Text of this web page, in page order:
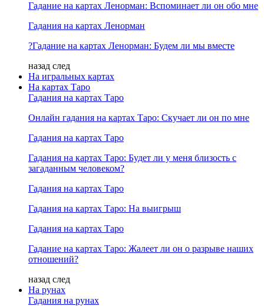
Гадание на картах Ленорман: Вспоминает ли он обо мне
Гадания на картах Ленорман
?Гадание на картах Ленорман: Будем ли мы вместе
назад след
На игральных картах
На картах Таро
Гадания на картах Таро
Онлайн гадания на картах Таро: Скучает ли он по мне
Гадания на картах Таро
Гадания на картах Таро: Будет ли у меня близость с
загаданным человеком?
Гадания на картах Таро
Гадания на картах Таро: На выигрыш
Гадания на картах Таро
Гадание на картах Таро: Жалеет ли он о разрыве наших
отношений?
назад след
На рунах
Гадания на рунах